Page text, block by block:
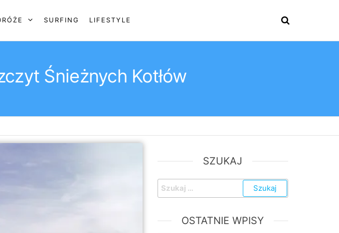
SURFING LIFESTYLE
Śnieżnych Kotłów
SZUKAJ
Szukaj:
OSTATNIE WPISY